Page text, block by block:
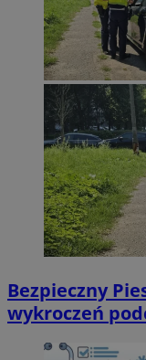
Bezpieczny
wykroczeń